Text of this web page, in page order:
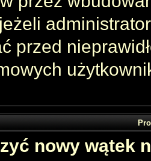
przed
nowy wątek